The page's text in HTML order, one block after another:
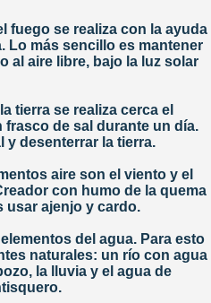
fuego se realiza con la ayuda
Lo más sencillo es mantener
al aire libre, bajo la luz solar
tierra se realiza cerca el
frasco de sal durante un día.
y desenterrar la tierra.
aire son el viento y el
con humo de la quema
usar ajenjo y cardo.
del agua. Para esto
naturales: un río con agua
la lluvia y el agua de